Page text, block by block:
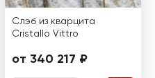
Слэб из кварцита
Cristallo Vittro
от 340 217 ₽